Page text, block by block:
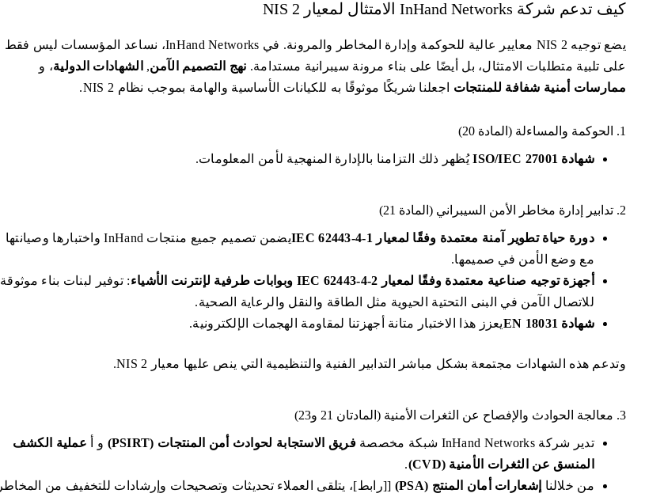
كيف تدعم شركة InHand Networks الامتثال لمعيار NIS 2
يضع توجيه NIS 2 معايير عالية للحوكمة وإدارة المخاطر والمرونة. في InHand Networks، نساعد المؤسسات ليس فقط
على تلبية متطلبات الامتثال، بل أيضًا على بناء مرونة سيبرانية مستدامة. نهج التصميم الآمن, الشهادات الدولية، و
ممارسات أمنية شفافة للمنتجات اجعلنا شريكًا موثوقًا به للكيانات الأساسية والهامة بموجب نظام NIS 2.
1. الحوكمة والمساءلة (المادة 20)
شهادة ISO/IEC 27001 يُظهر ذلك التزامنا بالإدارة المنهجية لأمن المعلومات.
2. تدابير إدارة مخاطر الأمن السيبراني (المادة 21)
دورة حياة تطوير آمنة معتمدة وفقًا لمعيار IEC 62443-4-1
يضمن تصميم جميع منتجات InHand واختبارها وصيانتها
مع وضع الأمن في صميمها.
أجهزة توجيه صناعية معتمدة وفقًا لمعيار IEC 62443-4-2 وبوابات طرفية لإنترنت الأشياء
: توفير لبنات بناء موثوقة
للاتصال الآمن في البنى التحتية الحيوية مثل الطاقة والنقل والرعاية الصحية.
شهادة EN 18031
يعزز هذا الاختبار متانة أجهزتنا لمقاومة الهجمات الإلكترونية.
وتدعم هذه الشهادات مجتمعة بشكل مباشر التدابير الفنية والتنظيمية التي ينص عليها معيار NIS 2.
3. معالجة الحوادث والإفصاح عن الثغرات الأمنية (المادتان 21 و23)
تدير شركة InHand Networks شبكة مخصصة فريق الاستجابة لحوادث أمن المنتجات (PSIRT) و أ عملية الكشف
المنسق عن الثغرات الأمنية (CVD)
.
من خلالنا إشعارات أمان المنتج (PSA) [[رابط]، يتلقى العملاء تحديثات وتصحيحات وإرشادات للتخفيف من المخاطر